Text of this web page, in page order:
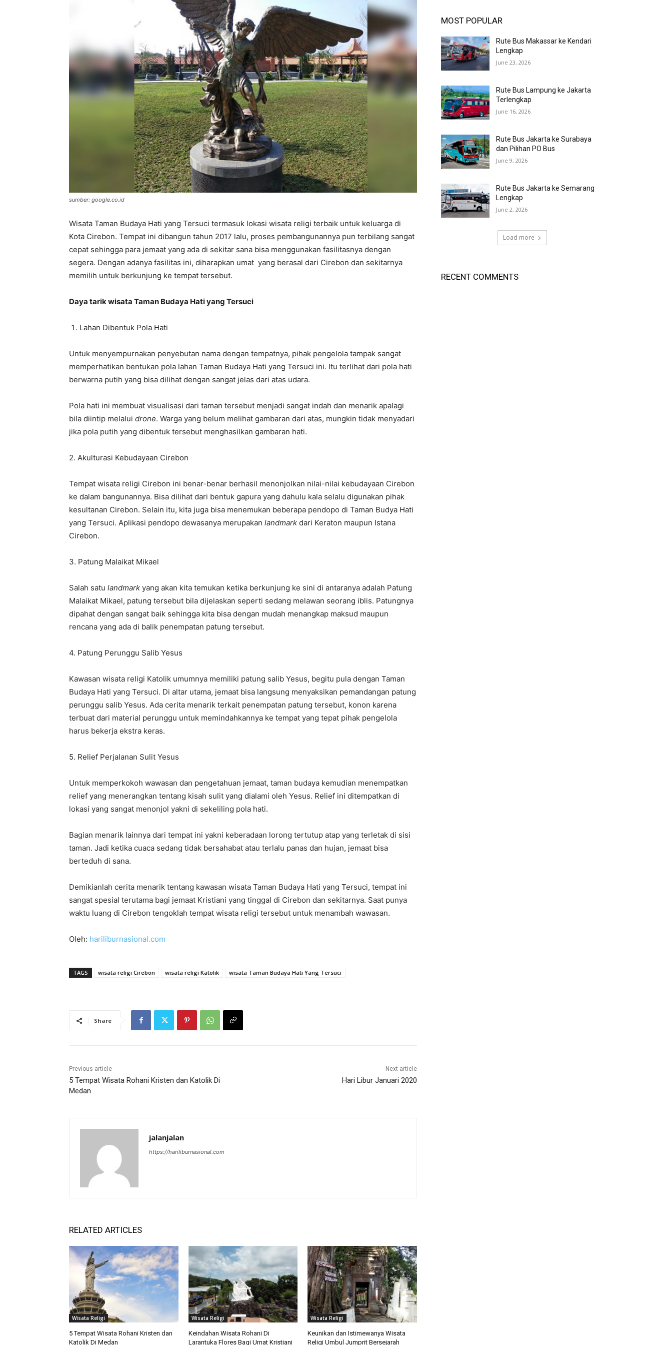
sumber: google.co.id
Wisata Taman Budaya Hati yang Tersuci termasuk lokasi wisata religi terbaik untuk keluarga di
Kota Cirebon. Tempat ini dibangun tahun 2017 lalu, proses pembangunannya pun terbilang sangat
cepat sehingga para jemaat yang ada di sekitar sana bisa menggunakan fasilitasnya dengan
segera. Dengan adanya fasilitas ini, diharapkan umat yang berasal dari Cirebon dan sekitarnya
memilih untuk berkunjung ke tempat tersebut.
Daya tarik wisata Taman Budaya Hati yang Tersuci
Lahan Dibentuk Pola Hati
Untuk menyempurnakan penyebutan nama dengan tempatnya, pihak pengelola tampak sangat
memperhatikan bentukan pola lahan Taman Budaya Hati yang Tersuci ini. Itu terlihat dari pola hati
berwarna putih yang bisa dilihat dengan sangat jelas dari atas udara.
Pola hati ini membuat visualisasi dari taman tersebut menjadi sangat indah dan menarik apalagi
bila diintip melalui drone. Warga yang belum melihat gambaran dari atas, mungkin tidak menyadari
jika pola putih yang dibentuk tersebut menghasilkan gambaran hati.
2. Akulturasi Kebudayaan Cirebon
Tempat wisata religi Cirebon ini benar-benar berhasil menonjolkan nilai-nilai kebudayaan Cirebon
ke dalam bangunannya. Bisa dilihat dari bentuk gapura yang dahulu kala selalu digunakan pihak
kesultanan Cirebon. Selain itu, kita juga bisa menemukan beberapa pendopo di Taman Budya Hati
yang Tersuci. Aplikasi pendopo dewasanya merupakan landmark dari Keraton maupun Istana
Cirebon.
3. Patung Malaikat Mikael
Salah satu landmark yang akan kita temukan ketika berkunjung ke sini di antaranya adalah Patung
Malaikat Mikael, patung tersebut bila dijelaskan seperti sedang melawan seorang iblis. Patungnya
dipahat dengan sangat baik sehingga kita bisa dengan mudah menangkap maksud maupun
rencana yang ada di balik penempatan patung tersebut.
4. Patung Perunggu Salib Yesus
Kawasan wisata religi Katolik umumnya memiliki patung salib Yesus, begitu pula dengan Taman
Budaya Hati yang Tersuci. Di altar utama, jemaat bisa langsung menyaksikan pemandangan patung
perunggu salib Yesus. Ada cerita menarik terkait penempatan patung tersebut, konon karena
terbuat dari material perunggu untuk memindahkannya ke tempat yang tepat pihak pengelola
harus bekerja ekstra keras.
5. Relief Perjalanan Sulit Yesus
Untuk memperkokoh wawasan dan pengetahuan jemaat, taman budaya kemudian menempatkan
relief yang menerangkan tentang kisah sulit yang dialami oleh Yesus. Relief ini ditempatkan di
lokasi yang sangat menonjol yakni di sekeliling pola hati.
Bagian menarik lainnya dari tempat ini yakni keberadaan lorong tertutup atap yang terletak di sisi
taman. Jadi ketika cuaca sedang tidak bersahabat atau terlalu panas dan hujan, jemaat bisa
berteduh di sana.
Demikianlah cerita menarik tentang kawasan wisata Taman Budaya Hati yang Tersuci, tempat ini
sangat spesial terutama bagi jemaat Kristiani yang tinggal di Cirebon dan sekitarnya. Saat punya
waktu luang di Cirebon tengoklah tempat wisata religi tersebut untuk menambah wawasan.
Oleh: hariliburnasional.com
TAGS wisata religi Cirebon wisata religi Katolik wisata Taman Budaya Hati Yang Tersuci
Share
Previous article
5 Tempat Wisata Rohani Kristen dan Katolik Di
Medan
Next article
Hari Libur Januari 2020
jalanjalan
https://hariliburnasional.com
RELATED ARTICLES
Wisata Religi
5 Tempat Wisata Rohani Kristen dan
Katolik Di Medan
Wisata Religi
Keindahan Wisata Rohani Di
Larantuka Flores Bagi Umat Kristiani
Wisata Religi
Keunikan dan Istimewanya Wisata
Religi Umbul Jumprit Bersejarah
MOST POPULAR
Rute Bus Makassar ke Kendari
Lengkap
June 23, 2026
Rute Bus Lampung ke Jakarta
Terlengkap
June 16, 2026
Rute Bus Jakarta ke Surabaya
dan Pilihan PO Bus
June 9, 2026
Rute Bus Jakarta ke Semarang
Lengkap
June 2, 2026
Load more
RECENT COMMENTS